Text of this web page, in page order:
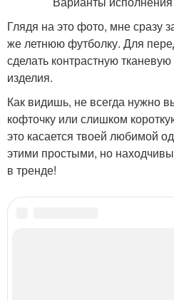
Глядя на это фото, мне сразу
же летнюю футболку. Для
сделать контрастную
изделия.
Как видишь, не всегда нужно
кофточку или слишком
это касается твоей любимой
этими простыми, но
в тренде!
Категории: